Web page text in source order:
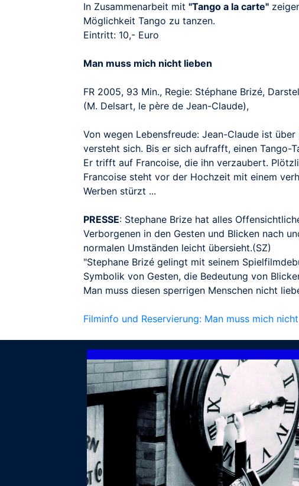
In Zusammenarbeit mit "Tango a la carte"
Möglichkeit Tango zu tanzen.
Eintritt: 10,- Euro
Man muss mich nicht lieben
FR 2005, 93 Min., Regie: Stéphane Brizé,
(M. Delsart, le père de Jean-Claude),
Von wegen Lebensfreude: Jean-Claude ist
versteht sich. Bis er sich aufrafft, einen Tango-
Er trifft auf Francoise, die ihn verzaubert.
Francoise steht vor der Hochzeit mit einem
Werben stürzt ...
PRESSE: Stephane Brize hat alles
Verborgenen in den Gesten und Blicken nach
normalen Umständen leicht übersieht.(SZ)
"Stephane Brizé gelingt mit seinem
Symbolik von Gesten, die Bedeutung von
Man muss diesen sperrigen Menschen nicht
Filminfo und Reservierung: Man muss mich